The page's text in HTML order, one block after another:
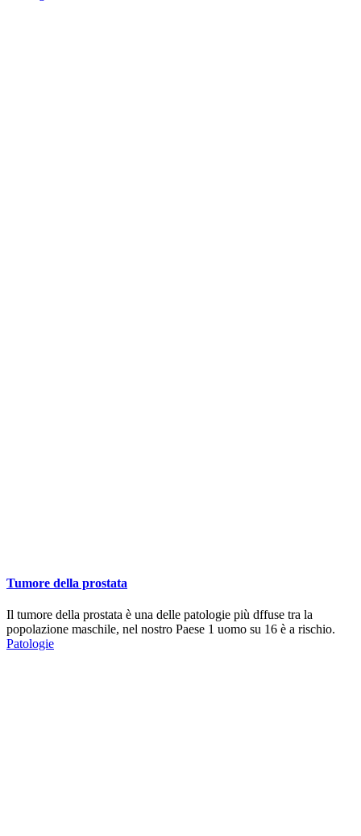
Tumore della prostata
Il tumore della prostata è una delle patologie più dffuse tra la
popolazione maschile, nel nostro Paese 1 uomo su 16 è a rischio.
Patologie